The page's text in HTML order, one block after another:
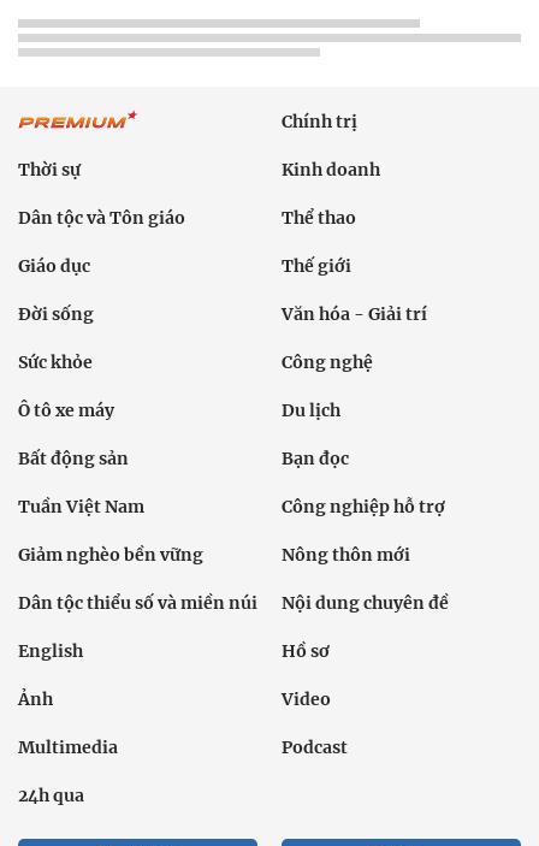
Chính trị
Thời sự Kinh doanh
Dân tộc và Tôn giáo Thể thao
Giáo dục Thế giới
Đời sống Văn hóa - Giải trí
Sức khỏe Công nghệ
Ô tô xe máy Du lịch
Bất động sản Bạn đọc
Tuần Việt Nam Công nghiệp hỗ trợ
Giảm nghèo bền vững Nông thôn mới
Dân tộc thiểu số và miền núi Nội dung chuyên đề
English Hồ sơ
Ảnh Video
Multimedia Podcast
24h qua